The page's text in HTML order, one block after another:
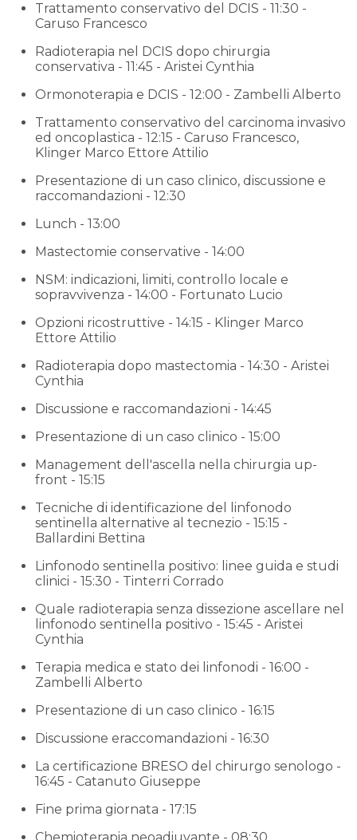
Trattamento conservativo del DCIS - 11:30 -
Caruso Francesco
Radioterapia nel DCIS dopo chirurgia
conservativa - 11:45 - Aristei Cynthia
Ormonoterapia e DCIS - 12:00 - Zambelli Alberto
Trattamento conservativo del carcinoma invasivo
ed oncoplastica - 12:15 - Caruso Francesco,
Klinger Marco Ettore Attilio
Presentazione di un caso clinico, discussione e
raccomandazioni - 12:30
Lunch - 13:00
Mastectomie conservative - 14:00
NSM: indicazioni, limiti, controllo locale e
sopravvivenza - 14:00 - Fortunato Lucio
Opzioni ricostruttive - 14:15 - Klinger Marco
Ettore Attilio
Radioterapia dopo mastectomia - 14:30 - Aristei
Cynthia
Discussione e raccomandazioni - 14:45
Presentazione di un caso clinico - 15:00
Management dell'ascella nella chirurgia up-
front - 15:15
Tecniche di identificazione del linfonodo
sentinella alternative al tecnezio - 15:15 -
Ballardini Bettina
Linfonodo sentinella positivo: linee guida e studi
clinici - 15:30 - Tinterri Corrado
Quale radioterapia senza dissezione ascellare nel
linfonodo sentinella positivo - 15:45 - Aristei
Cynthia
Terapia medica e stato dei linfonodi - 16:00 -
Zambelli Alberto
Presentazione di un caso clinico - 16:15
Discussione eraccomandazioni - 16:30
La certificazione BRESO del chirurgo senologo -
16:45 - Catanuto Giuseppe
Fine prima giornata - 17:15